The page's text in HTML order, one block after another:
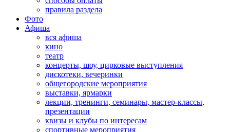
правила раздела
Фото
Афиша
вся афиша
кино
театр
концерты, шоу, цирковые выступления
дискотеки, вечеринки
общегородские мероприятия
выставки, ярмарки
лекции, тренинги, семинары, мастер-классы,
презентации
квизы и клубы по интересам
спортивные мероприятия